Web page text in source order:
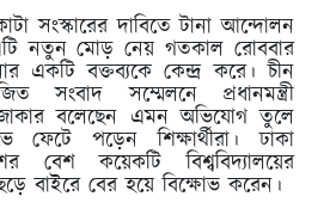
সংস্কারের দাবিতে টানা আন্দোলন
এটি নতুন মোড় নেয় গতকাল রোববার
একটি বক্তব্যকে কেন্দ্র করে। চীন
সংবাদ সম্মেলনে প্রধানমন্ত্রী
বলেছেন এমন অভিযোগ তুলে
ফেটে পড়েন শিক্ষার্থীরা। ঢাকা
বেশ কয়েকটি বিশ্ববিদ্যালয়ের
বাইরে বের হয়ে বিক্ষোভ করেন।